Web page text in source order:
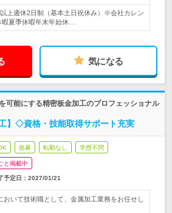
上週休2日制（基本土日祝休み）※会社カレン
夏季休暇年末年始休…
気になる
可能にする精密板金加工のプロフェッショナル
】◇資格・技能取得サポート充実
急募 転勤なし 学歴不問
と掲載中
予定日： 2027/01/21
おいて技術職として、金属加工業務をお任せし